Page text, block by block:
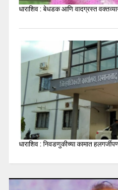
धाराशिव : बेधडक आणि वादग्रस्त
धाराशिव : निवडणुकीच्या कामात